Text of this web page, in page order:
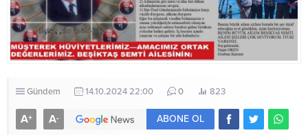
Gündem 14.10.2024 22:00 0 823
A+ A- ABONE OL